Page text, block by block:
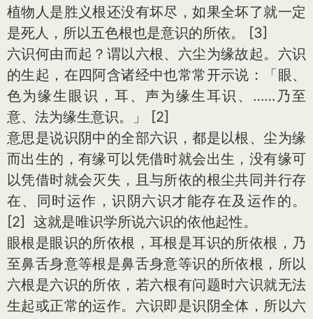
植物人是胜义根还没有坏尽，如果全坏了就一定
是死人，所以五色根也是意识的所依。 [3]
六识何由而起？谓以六根、六尘为缘故起。六识
的生起，在四阿含诸经中也常常开示说：「眼、
色为缘生眼识，耳、声为缘生耳识、……乃至
意、法为缘生意识。」 [2]
意思是说识阴中的全部六识，都是以根、尘为缘
而出生的，有缘可以凭借时就会出生，没有缘可
以凭借时就会灭失，且与所依的根尘共同并行存
在、同时运作，识阴六识才能存在及运作的。
[2] 这就是唯识学所说六识的依他起性。
眼根是眼识的所依根，耳根是耳识的所依根，乃
至鼻舌身意等根是鼻舌身意等识的所依根，所以
六根是六识的所依，若六根有问题时六识就无法
生起或正常的运作。六识即是识阴全体，所以六